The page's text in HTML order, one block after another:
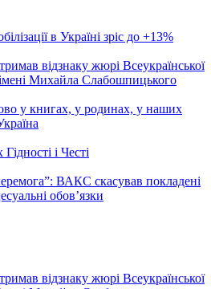
в Україні зріс до +13%
відзнаку жюрі Всеукраїнської
імені Михайла Слабошпицького
у книгах, у родинах, у наших
і Честі
ВАКС скасував покладені
обов’язки
відзнаку жюрі Всеукраїнської